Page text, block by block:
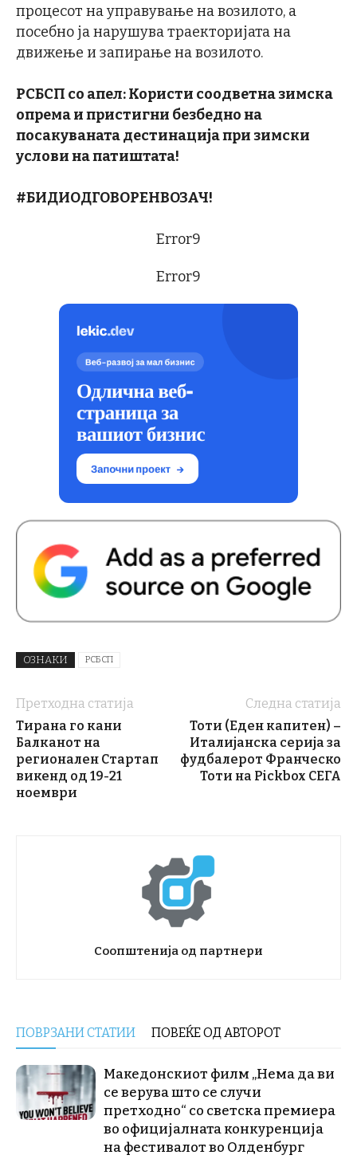
процесот на управување на возилото, а
посебно ја нарушува траекторијата на
движење и запирање на возилото.
РСБСП со апел: Користи соодветна зимска
опрема и пристигни безбедно на
посакуваната дестинација при зимски
услови на патиштата!
#БИДИОДГОВОРЕНВОЗАЧ!
Error9
Error9
ОЗНАКИ РСБСП
Претходна статија
Тирана го кани
Балканот на
регионален Стартап
викенд од 19-21
ноември
Следна статија
Тоти (Еден капитен) –
Италијанска серија за
фудбалерот Франческо
Тоти на Pickbox СЕГА
Соопштенија од партнери
ПОВРЗАНИ СТАТИИ ПОВЕЌЕ ОД АВТОРОТ
Македонскиот филм „Нема да ви
се верува што се случи
претходно“ со светска премиера
во официјалната конкуренција
на фестивалот во Олденбург